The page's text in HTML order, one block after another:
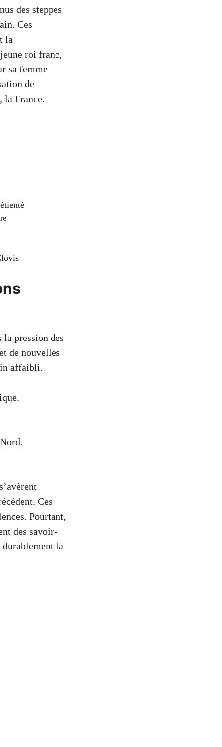
des steppes
Ces
la
roi franc,
sa femme
de
la France.
la pression des
de nouvelles
affaibli.
Ces
Pourtant,
des savoir-
la